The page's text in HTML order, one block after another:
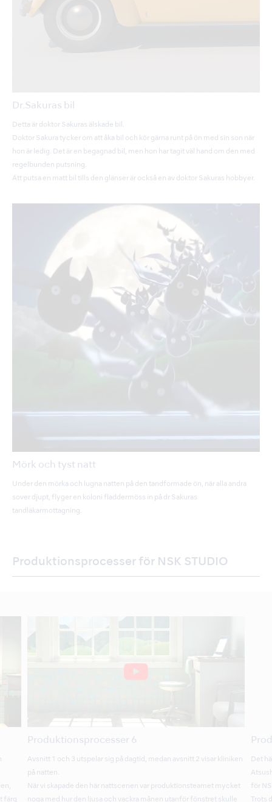
Dr.Sakuras bil
Detta är doktor Sakuras älskade bil.
Doktor Sakura tycker om att åka bil och kör gärna runt på ön med sin son när
hon är ledig. Det är en begagnad bil, men hon har tagit väl hand om den med
regelbunden putsning.
Att putsa en matt bil tills den glänser är också en av doktor Sakuras hobbyer.
Mörk och tyst natt
Under den mörka och lugna natten på den tandformade ön, när alla andra
sover djupt, flyger en koloni fladdermöss in på dr Sakuras
tandläkarmottagning.
Produktionsprocesser för NSK STUDIO
färg
Produktionsprocesser 6
Avsnitt 1 och 3 utspelar sig på dagtid, medan avsnitt 2 visar kliniken
på natten.
När vi skapade den här nattscenen var produktionsteamet mycket
noga med hur den ljusa och vackra månen utanför fönstret skulle
Det
för
Trots